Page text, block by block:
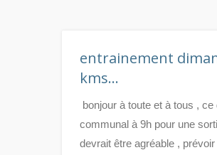
entrainement
kms…
bonjour à toute et à tous ,
communal à 9h pour une
devrait être agréable ,